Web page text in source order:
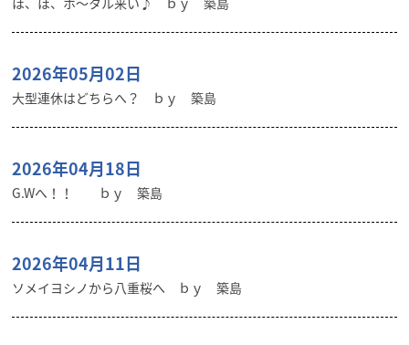
2026年05月02日
大型連休はどちらへ？ ｂｙ 築島
2026年04月18日
G.Wへ！！ ｂｙ 築島
2026年04月11日
ソメイヨシノから八重桜へ ｂｙ 築島